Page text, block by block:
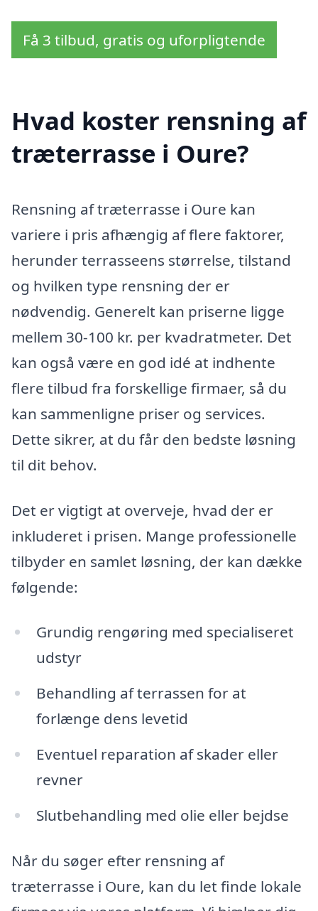
Få 3 tilbud, gratis og uforpligtende
Hvad koster rensning af
træterrasse i Oure?
Rensning af træterrasse i Oure kan
variere i pris afhængig af flere faktorer,
herunder terrasseens størrelse, tilstand
og hvilken type rensning der er
nødvendig. Generelt kan priserne ligge
mellem 30-100 kr. per kvadratmeter. Det
kan også være en god idé at indhente
flere tilbud fra forskellige firmaer, så du
kan sammenligne priser og services.
Dette sikrer, at du får den bedste løsning
til dit behov.
Det er vigtigt at overveje, hvad der er
inkluderet i prisen. Mange professionelle
tilbyder en samlet løsning, der kan dække
følgende:
Grundig rengøring med specialiseret
udstyr
Behandling af terrassen for at
forlænge dens levetid
Eventuel reparation af skader eller
revner
Slutbehandling med olie eller bejdse
Når du søger efter rensning af
træterrasse i Oure, kan du let finde lokale